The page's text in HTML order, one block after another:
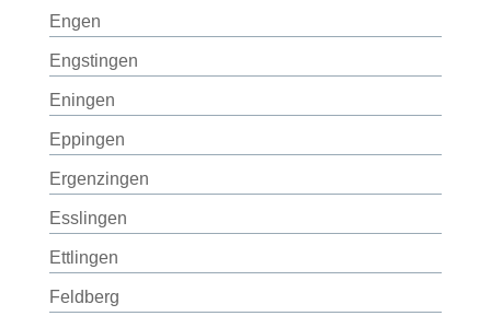
Engen
Engstingen
Eningen
Eppingen
Ergenzingen
Esslingen
Ettlingen
Feldberg